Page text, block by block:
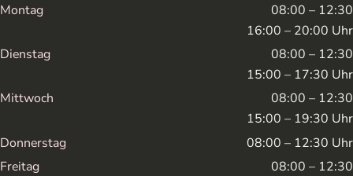
Montag
08:00 – 12:30
16:00 – 20:00 Uhr
Dienstag
08:00 – 12:30
15:00 – 17:30 Uhr
Mittwoch
08:00 – 12:30
15:00 – 19:30 Uhr
Donnerstag
08:00 – 12:30 Uhr
Freitag
08:00 – 12:30